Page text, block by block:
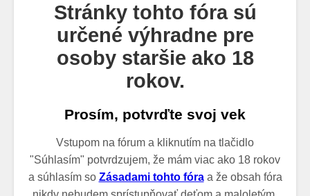
Stránky tohto fóra sú
určené výhradne pre
osoby staršie ako 18
rokov.
Prosím, potvrďte svoj vek
Vstupom na fórum a kliknutím na tlačidlo
"Súhlasím" potvrdzujem, že mám viac ako 18 rokov
a súhlasím so Zásadami tohto fóraa že obsah fóra